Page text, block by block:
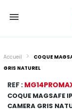
Accueil
COQUE
GRIS NATUREL
REF :
COQUE MAGSAFE
CAMERA GRIS